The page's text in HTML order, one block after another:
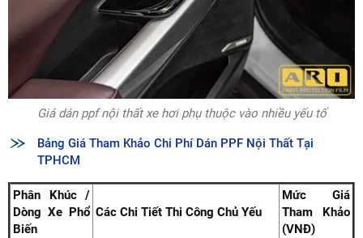
Giá dán ppf nội thất xe hơi phụ thuộc vào nhiều yếu tố
Bảng Giá Tham Khảo Chi Phí Dán PPF Nội Thất Tại
TPHCM
Phân Khúc /
Dòng Xe Phổ
Biến
Các Chi Tiết Thi Công Chủ Yếu
Mức Giá
Tham Khảo
(VNĐ)